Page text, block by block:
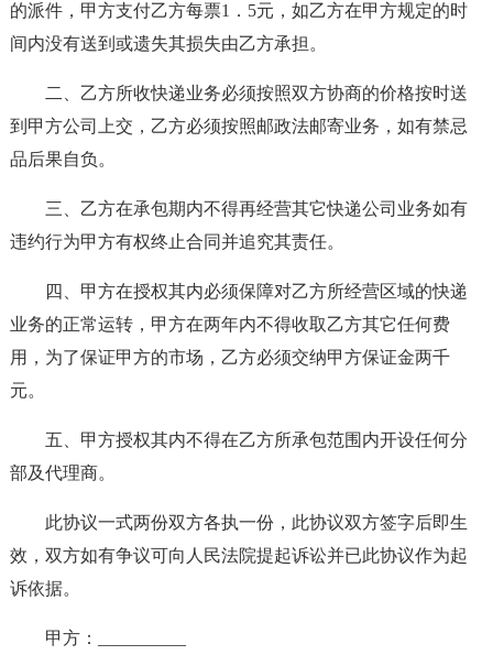
的派件，甲方支付乙方每票1．5元，如乙方在甲方规定的时
间内没有送到或遗失其损失由乙方承担。
二、乙方所收快递业务必须按照双方协商的价格按时送
到甲方公司上交，乙方必须按照邮政法邮寄业务，如有禁忌
品后果自负。
三、乙方在承包期内不得再经营其它快递公司业务如有
违约行为甲方有权终止合同并追究其责任。
四、甲方在授权其内必须保障对乙方所经营区域的快递
业务的正常运转，甲方在两年内不得收取乙方其它任何费
用，为了保证甲方的市场，乙方必须交纳甲方保证金两千
元。
五、甲方授权其内不得在乙方所承包范围内开设任何分
部及代理商。
此协议一式两份双方各执一份，此协议双方签字后即生
效，双方如有争议可向人民法院提起诉讼并已此协议作为起
诉依据。
甲方：__________